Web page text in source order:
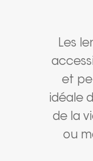
Les
et
idéale
de la
ou